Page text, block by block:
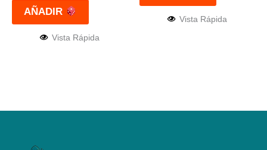
AÑADIR
Vista Rápida
Vista Rápida